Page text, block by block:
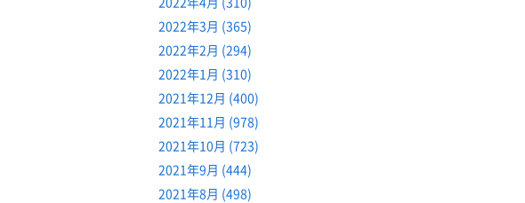
2022年3月 (365)
2022年2月 (294)
2022年1月 (310)
2021年12月 (400)
2021年11月 (978)
2021年10月 (723)
2021年9月 (444)
2021年8月 (498)